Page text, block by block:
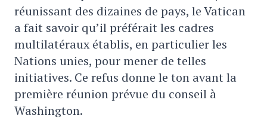
réunissant des dizaines de pays, le Vatican
a fait savoir qu’il préférait les cadres
multilatéraux établis, en particulier les
Nations unies, pour mener de telles
initiatives. Ce refus donne le ton avant la
première réunion prévue du conseil à
Washington.